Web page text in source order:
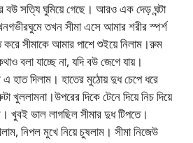
বউ সত্যি ঘুমিয়ে গেছে। আরও এক দেড় ঘন্টা
তখন সীমা এসে আমার শরীর স্পর্শ
সীমাকে আমার পাশে শুইয়ে নিলাম।রুম
যাচ্ছে না, যদি বউ জেগে যায়।
হাত দিলাম। হাতের মুঠোয় দুধ চেপে ধরে
খুললামনা।উপরের দিকে টেনে দিয়ে নিচ দিয়ে
খুবই ভাল লাগছিল সীমার দুধ টিপতে।
নিপল মুখে নিয়ে চুষলাম। সীমা নিজেউ